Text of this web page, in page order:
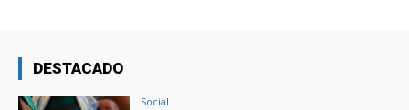
DESTACADO
Social